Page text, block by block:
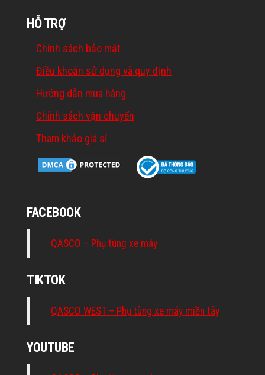
HỖ TRỢ
Chính sách bảo mật
Điều khoản sử dụng và quy định
Hướng dẫn mua hàng
Chính sách vận chuyển
Tham khảo giá sỉ
FACEBOOK
QASCO – Phụ tùng xe máy
TIKTOK
QASCO WEST – Phụ tùng xe máy miền tây
YOUTUBE